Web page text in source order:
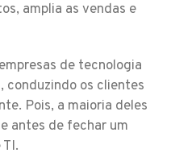
amplia as vendas e
de tecnologia
conduzindo os clientes
Pois, a maioria deles
antes de fechar um